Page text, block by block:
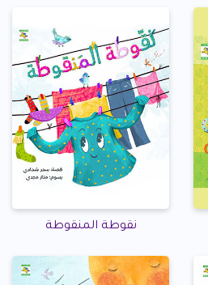
نقوطة المنقوطة